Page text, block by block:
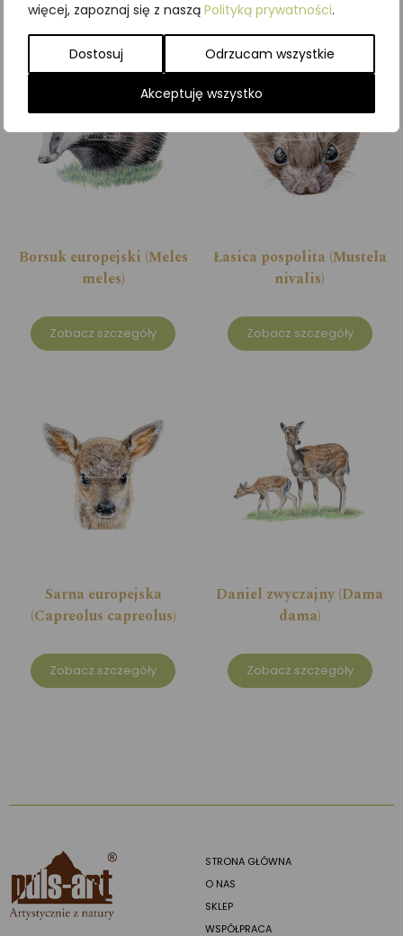
więcej, zapoznaj się z naszą Polityką prywatności.
Dostosuj Odrzucam wszystkie
Akceptuję wszystko
Podobne produkty
Borsuk europejski (Meles
meles)
Zobacz szczegóły
Łasica pospolita (Mustela
nivalis)
Zobacz szczegóły
Sarna europejska
(Capreolus capreolus)
Zobacz szczegóły
Daniel zwyczajny (Dama
dama)
Zobacz szczegóły
STRONA GŁÓWNA
O NAS
SKLEP
WSPÓŁPRACA